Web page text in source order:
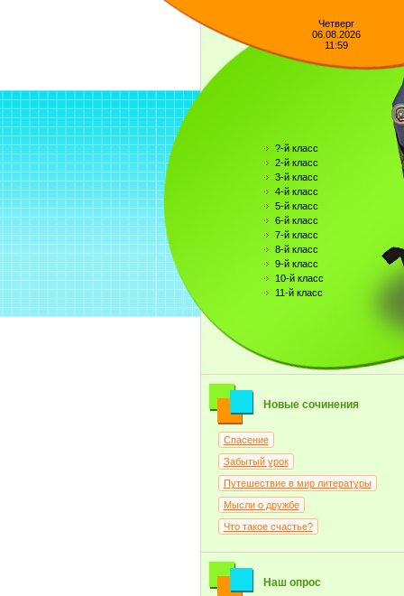
Четверг
06.08.2026
11:59
?-й класс
2-й класс
3-й класс
4-й класс
5-й класс
6-й класс
7-й класс
8-й класс
9-й класс
10-й класс
11-й класс
Новые сочинения
Спасение
Забытый урок
Путешествие в мир литературы
Мысли о дружбе
Что такое счастье?
Наш опрос